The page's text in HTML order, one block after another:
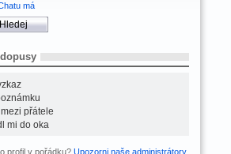
má
přátele
mi do oka
profil v pořádku? Upozorni naše administrátory.